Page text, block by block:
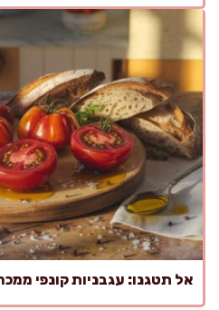
אל תטגנו: עגבניות קונפי